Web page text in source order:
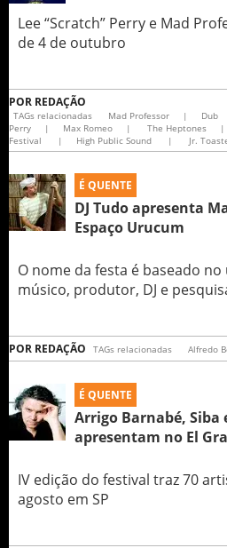
Lee “Scratch” Perry e Mad
de 4 de outubro
POR REDAÇÃO
TAGs relacionadas Mad Professor | Dub
Perry
| Max Romeo | The Heptones |
Festival
| High Public Sound | Jr.
É QUENTE
DJ Tudo apresenta
Espaço Urucum
O nome da festa é baseado
músico, produtor, DJ e
POR REDAÇÃO TAGs relacionadas Alfredo
É QUENTE
Arrigo Barnabé, Siba
apresentam no El
IV edição do festival traz 70
agosto em SP